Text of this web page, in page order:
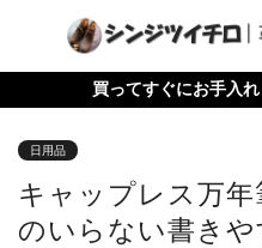
買ってすぐにお手入
日用品
キャップレス万
のいらない書き